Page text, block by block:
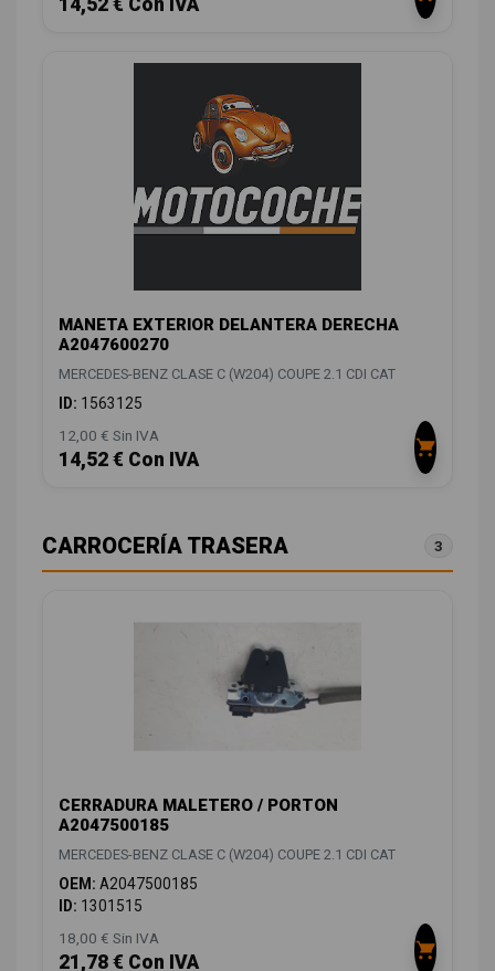
MANETA EXTERIOR DELANTERA DERECHA
A2047600270
MERCEDES-BENZ CLASE C (W204) COUPE 2.1 CDI CAT
ID: 1563125
12,00 € Sin IVA
14,52 € Con IVA
CARROCERÍA TRASERA 3
CERRADURA MALETERO / PORTON
A2047500185
MERCEDES-BENZ CLASE C (W204) COUPE 2.1 CDI CAT
OEM: A2047500185
ID: 1301515
18,00 € Sin IVA
21,78 € Con IVA